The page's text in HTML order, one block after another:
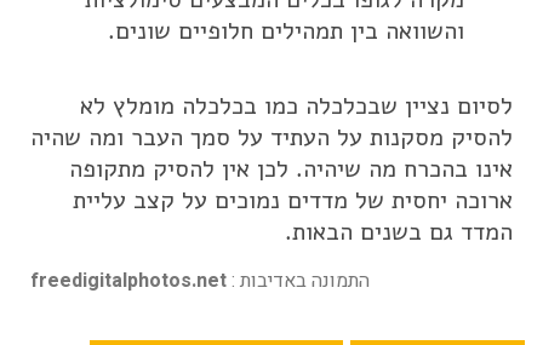
והשוואה בין תמהילים חלופיים שונים.
לסיום נציין שבכלכלה כמו בכלכלה מומלץ לא
להסיק מסקנות על העתיד על סמך העבר ומה שהיה
אינו בהכרח מה שיהיה. לכן אין להסיק מתקופה
ארוכה יחסית של מדדים נמוכים על קצב עליית
המדד גם בשנים הבאות.
התמונה באדיבות :freedigitalphotos.net